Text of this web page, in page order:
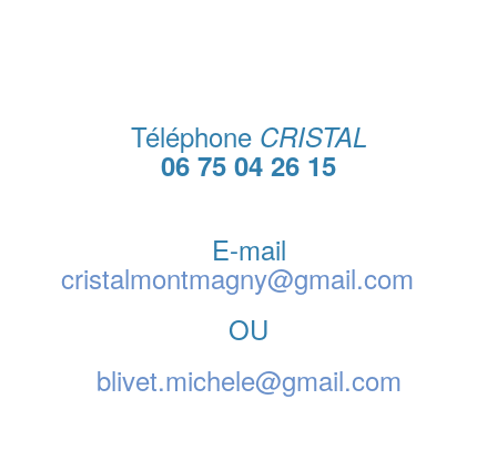
Téléphone CRISTAL
06 75 04 26 15
E-mail
cristalmontmagny@gmail.com
OU
blivet.michele@gmail.com